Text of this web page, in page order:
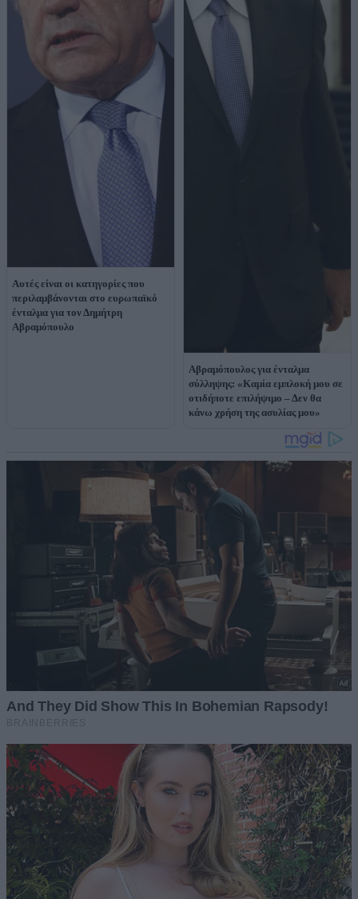
Αυτές είναι οι κατηγορίες που
περιλαμβάνονται στο ευρωπαϊκό
ένταλμα για τον Δημήτρη
Αβραμόπουλο
Αβραμόπουλος για ένταλμα
σύλληψης: «Καμία εμπλοκή μου σε
οτιδήποτε επιλήψιμο – Δεν θα
κάνω χρήση της ασυλίας μου»